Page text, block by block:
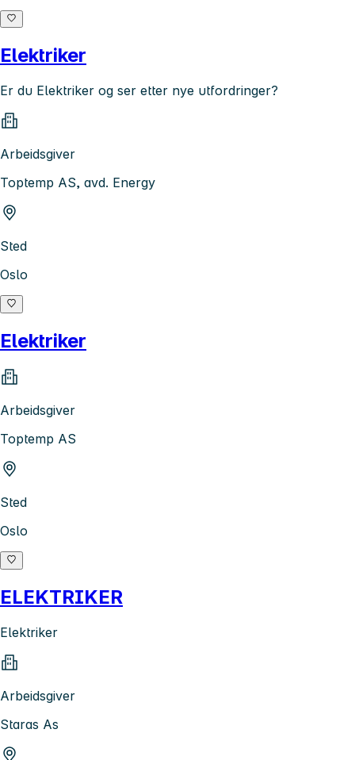
Elektriker
Er du Elektriker og ser etter nye utfordringer?
Arbeidsgiver
Toptemp AS, avd. Energy
Sted
Oslo
Elektriker
Arbeidsgiver
Toptemp AS
Sted
Oslo
ELEKTRIKER
Elektriker
Arbeidsgiver
Staras As